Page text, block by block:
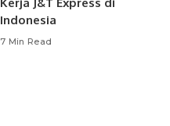
Indonesia
7 Min Read